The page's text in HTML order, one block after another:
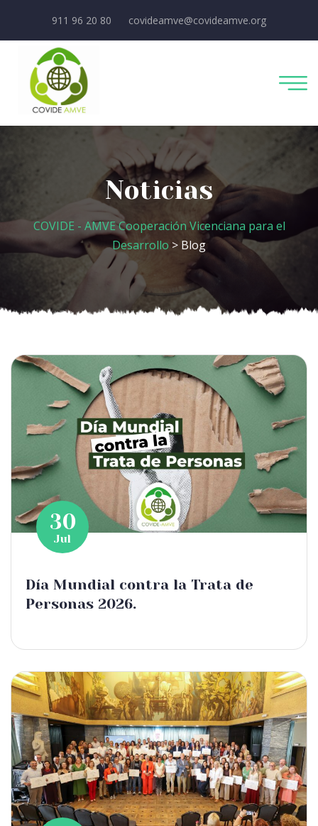
911 96 20 80 covideamve@covideamve.org
Noticias
COVIDE - AMVE Cooperación Vicenciana para el
Desarrollo > Blog
30
Jul
Día Mundial contra la Trata de
Personas 2026.